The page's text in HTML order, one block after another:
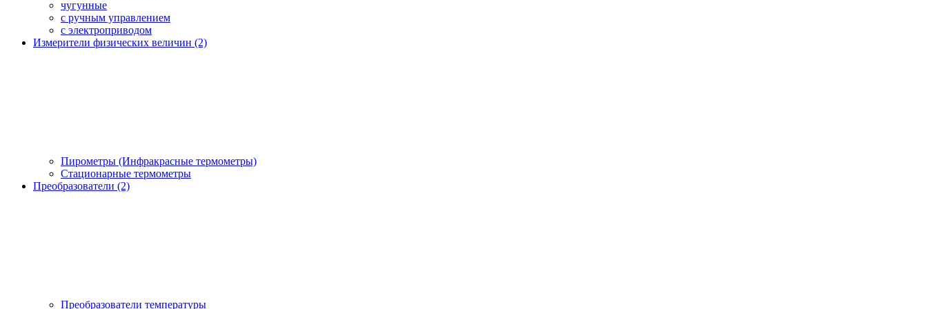
чугунные
с ручным управлением
c электроприводом
Измерители физических величин (2)
Пирометры (Инфракрасные термометры)
Стационарные термометры
Преобразователи (2)
Преобразователи температуры